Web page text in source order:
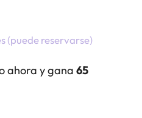
(puede reservarse)
ahora y gana 65